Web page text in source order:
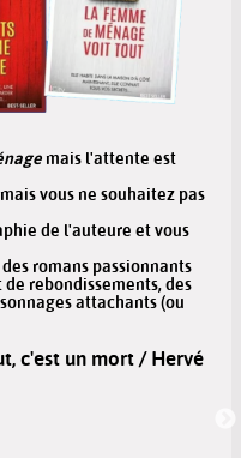
mais l'attente est
vous ne souhaitez pas
de l'auteure et vous
romans passionnants
rebondissements, des
attachants (ou
c'est un mort / Hervé